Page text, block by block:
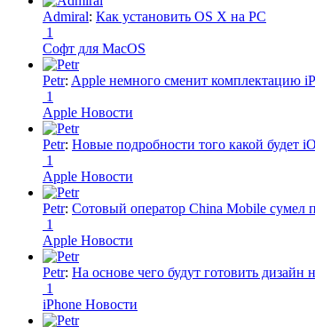
Admiral: Как установить OS X на PC
1
Софт для MacOS
Petr: Apple немного сменит комплектацию
1
Apple Новости
Petr: Новые подробности того какой будет
1
Apple Новости
Petr: Сотовый оператор China Mobile
1
Apple Новости
Petr: На основе чего будут готовить дизайн
1
iPhone Новости